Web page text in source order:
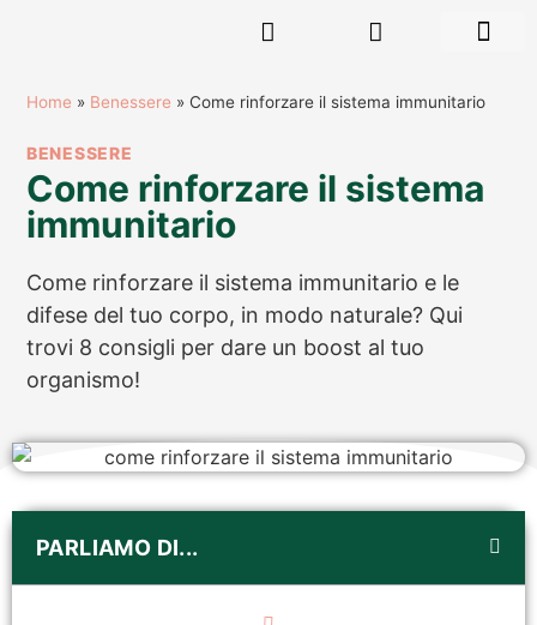
Home » Benessere » Come rinforzare il sistema immunitario
BENESSERE
Come rinforzare il sistema
immunitario
Come rinforzare il sistema immunitario e le
difese del tuo corpo, in modo naturale? Qui
trovi 8 consigli per dare un boost al tuo
organismo!
PARLIAMO DI...